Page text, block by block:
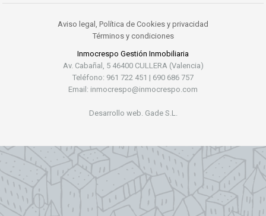
Aviso legal, Política de Cookies y privacidad
Términos y condiciones
Inmocrespo Gestión Inmobiliaria
Av. Cabañal, 5 46400 CULLERA (Valencia)
Teléfono: 961 722 451 | 690 686 757
Email: inmocrespo@inmocrespo.com
Desarrollo web. Gade S.L.